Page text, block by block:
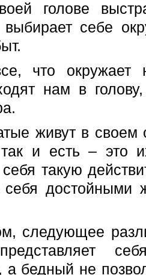
голове
выбирает себе
что
нам в
живут в
и есть – это
такую
себя достойными
следующее
а бедный не